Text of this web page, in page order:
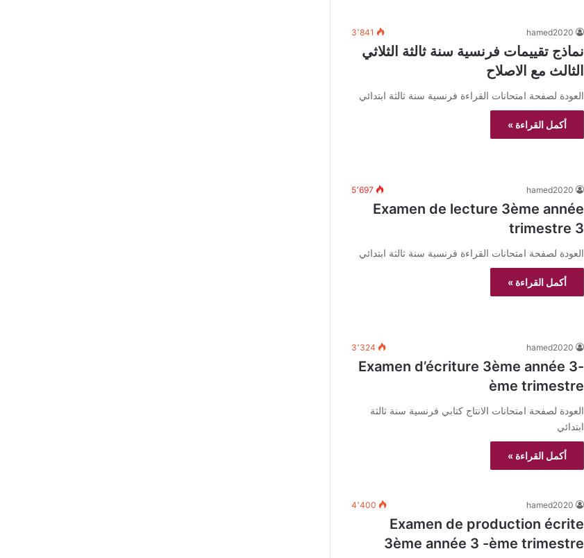
hamed2020 3٬841
نماذج تقييمات فرنسية سنة ثالثة الثلاثي
الثالث مع الاصلاح
العودة لصفحة امتحانات القراءة فرنسية سنة ثالثة ابتدائي
أكمل القراءة »
hamed2020 5٬697
Examen de lecture 3ème année
trimestre 3
العودة لصفحة امتحانات القراءة فرنسية سنة ثالثة ابتدائي
أكمل القراءة »
hamed2020 3٬324
Examen d’écriture 3ème année 3-
ème trimestre
العودة لصفحة امتحانات الانتاج كتابي فرنسية سنة ثالثة
ابتدائي
أكمل القراءة »
hamed2020 4٬400
Examen de production écrite
3ème année 3 -ème trimestre